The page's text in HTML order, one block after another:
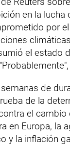
en la lucha
por
el estado
de
de la
el cambio
en Europa, la
y la inflación